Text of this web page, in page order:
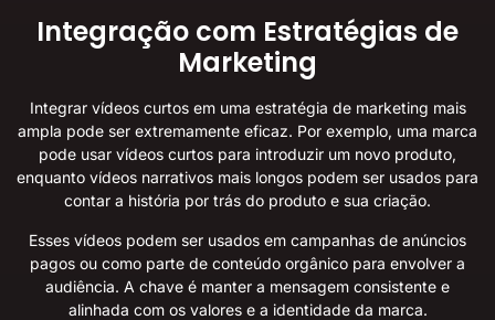
Integração com Estratégias de
Marketing
Integrar vídeos curtos em uma estratégia de marketing mais
ampla pode ser extremamente eficaz. Por exemplo, uma marca
pode usar vídeos curtos para introduzir um novo produto,
enquanto vídeos narrativos mais longos podem ser usados para
contar a história por trás do produto e sua criação.
Esses vídeos podem ser usados em campanhas de anúncios
pagos ou como parte de conteúdo orgânico para envolver a
audiência. A chave é manter a mensagem consistente e
alinhada com os valores e a identidade da marca.